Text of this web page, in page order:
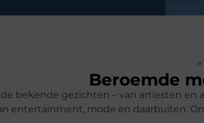
Beroemde
bekende gezichten – van artiesten
entertainment, mode en daarbuiten.